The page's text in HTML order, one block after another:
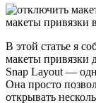
макеты привязки
В этой статье я
макеты привязки
Snap Layout —
Она просто
открывать